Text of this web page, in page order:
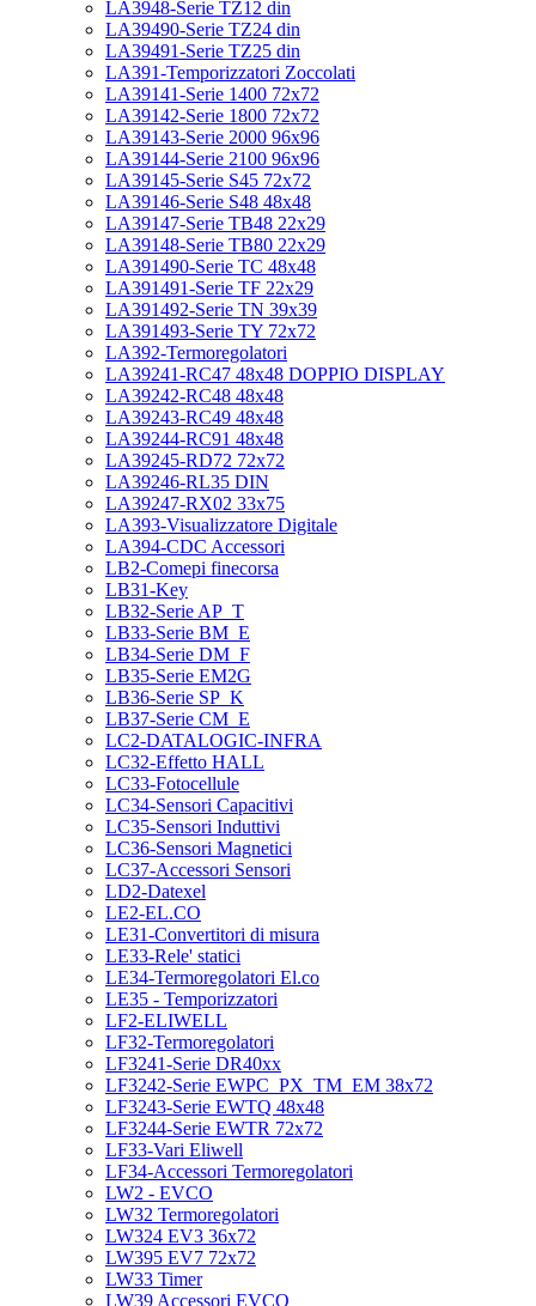
LA3948-Serie TZ12 din
LA39490-Serie TZ24 din
LA39491-Serie TZ25 din
LA391-Temporizzatori Zoccolati
LA39141-Serie 1400 72x72
LA39142-Serie 1800 72x72
LA39143-Serie 2000 96x96
LA39144-Serie 2100 96x96
LA39145-Serie S45 72x72
LA39146-Serie S48 48x48
LA39147-Serie TB48 22x29
LA39148-Serie TB80 22x29
LA391490-Serie TC 48x48
LA391491-Serie TF 22x29
LA391492-Serie TN 39x39
LA391493-Serie TY 72x72
LA392-Termoregolatori
LA39241-RC47 48x48 DOPPIO DISPLAY
LA39242-RC48 48x48
LA39243-RC49 48x48
LA39244-RC91 48x48
LA39245-RD72 72x72
LA39246-RL35 DIN
LA39247-RX02 33x75
LA393-Visualizzatore Digitale
LA394-CDC Accessori
LB2-Comepi finecorsa
LB31-Key
LB32-Serie AP_T
LB33-Serie BM_E
LB34-Serie DM_F
LB35-Serie EM2G
LB36-Serie SP_K
LB37-Serie CM_E
LC2-DATALOGIC-INFRA
LC32-Effetto HALL
LC33-Fotocellule
LC34-Sensori Capacitivi
LC35-Sensori Induttivi
LC36-Sensori Magnetici
LC37-Accessori Sensori
LD2-Datexel
LE2-EL.CO
LE31-Convertitori di misura
LE33-Rele' statici
LE34-Termoregolatori El.co
LE35 - Temporizzatori
LF2-ELIWELL
LF32-Termoregolatori
LF3241-Serie DR40xx
LF3242-Serie EWPC_PX_TM_EM 38x72
LF3243-Serie EWTQ 48x48
LF3244-Serie EWTR 72x72
LF33-Vari Eliwell
LF34-Accessori Termoregolatori
LW2 - EVCO
LW32 Termoregolatori
LW324 EV3 36x72
LW395 EV7 72x72
LW33 Timer
LW39 Accessori EVCO